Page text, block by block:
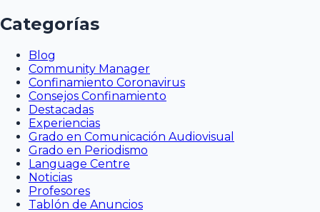
Categorías
Blog
Community Manager
Confinamiento Coronavirus
Consejos Confinamiento
Destacadas
Experiencias
Grado en Comunicación Audiovisual
Grado en Periodismo
Language Centre
Noticias
Profesores
Tablón de Anuncios